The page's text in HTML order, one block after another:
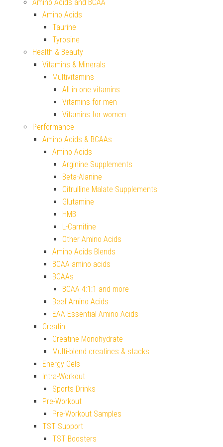
Amino Acids and BCAA
Amino Acids
Taurine
Tyrosine
Health & Beauty
Vitamins & Minerals
Multivitamins
All in one vitamins
Vitamins for men
Vitamins for women
Performance
Amino Acids & BCAAs
Amino Acids
Arginine Supplements
Beta-Alanine
Citrulline Malate Supplements
Glutamine
HMB
L-Carnitine
Other Amino Acids
Amino Acids Blends
BCAA amino acids
BCAAs
BCAA 4:1:1 and more
Beef Amino Acids
EAA Essential Amino Acids
Creatin
Creatine Monohydrate
Multi-blend creatines & stacks
Energy Gels
Intra-Workout
Sports Drinks
Pre-Workout
Pre-Workout Samples
TST Support
TST Boosters